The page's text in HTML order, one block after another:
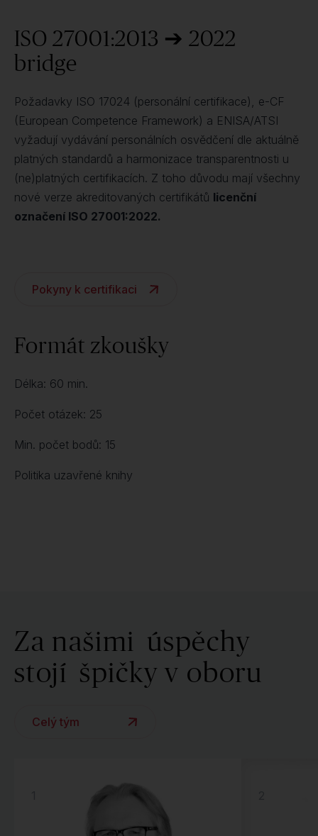
ISO 27001:2013 ➔ 2022
bridge
Požadavky ISO 17024 (personální certifikace), e-CF
(European Competence Framework) a ENISA/ATSI
vyžadují vydávání personálních osvědčení dle aktuálně
platných standardů a harmonizace transparentnosti u
(ne)platných certifikacích. Z toho důvodu mají všechny
nové verze akreditovaných certifikátů licenční
označení ISO 27001:2022.
Pokyny k certifikaci
Formát zkoušky
Délka: 60 min.
Počet otázek: 25
Min. počet bodů: 15
Politika uzavřené knihy
Za našimi úspěchy
stojí špičky v oboru
Celý tým